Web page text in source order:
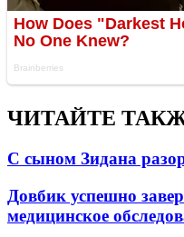
ЧИТАЙТЕ
С сыном Зидана
Довбик успешно
медицинское